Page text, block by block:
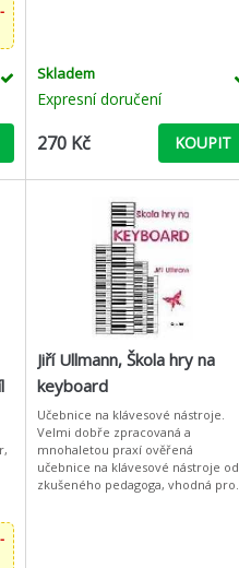
Skladem
Expresní doručení
270 Kč KOUPIT
Jiří Ullmann, Škola hry na
keyboard
Učebnice na klávesové nástroje.
Velmi dobře zpracovaná a
mnohaletou praxí ověřená
učebnice na klávesové nástroje od
zkušeného pedagoga, vhodná pro